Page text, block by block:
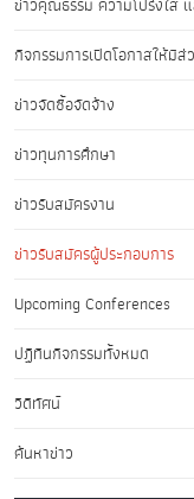
กิจกรรมการเปิดโอกาสให้มีส่
ข่าวจัดซื้อจัดจ้าง
ข่าวทุนการศึกษา
ข่าวรับสมัครงาน
ข่าวรับสมัครผู้ประกอบการ
Upcoming Conferences
ปฏิทินกิจกรรมทั้งหมด
วิดีทัศน์
ค้นหาข่าว